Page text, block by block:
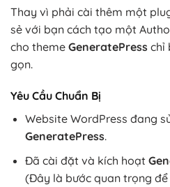
Thay vì phải cài thêm một
sẻ với bạn cách tạo một
cho theme GeneratePress chỉ
gọn.
Yêu Cầu Chuẩn Bị
Website WordPress đang
GeneratePress.
Đã cài đặt và kích hoạt
(Đây là bước quan trọng